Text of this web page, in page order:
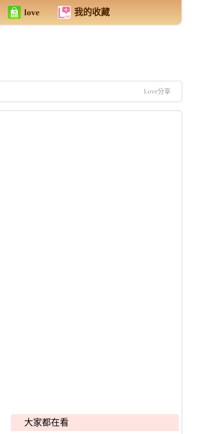
love 我的收藏
Love分享
大家都在看